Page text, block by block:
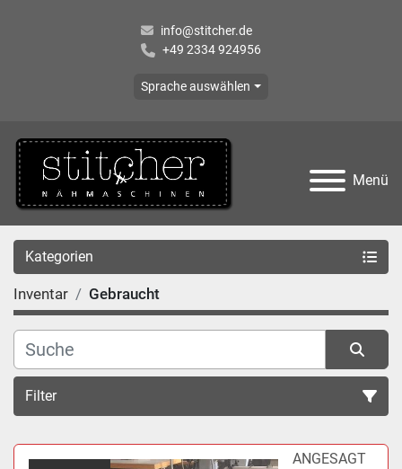
info@stitcher.de
+49 2334 924956
Sprache auswählen
Menü
Kategorien
Inventar Gebraucht
Filter
Sortieren nach ANGESAGT